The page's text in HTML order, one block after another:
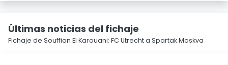
Últimas noticias del fichaje
Fichaje de Souffian El Karouani: FC Utrecht a Spartak Moskva